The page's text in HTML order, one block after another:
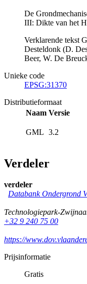
De
III: Dikte van het
Verklarende tekst
Desteldonk (D.
Beer, W. De
Unieke code
EPSG:31370
Distributieformaat
Naam Versie
GML 3.2
Verdeler
verdeler
Databank Ondergrond
Technologiepark-
+32 9 240 75 00
https://
Prijsinformatie
Gratis